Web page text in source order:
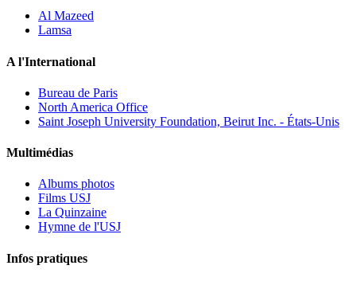
Al Mazeed
Lamsa
A l'International
Bureau de Paris
North America Office
Saint Joseph University Foundation, Beirut Inc. - États-Unis
Multimédias
Albums photos
Films USJ
La Quinzaine
Hymne de l'USJ
Infos pratiques